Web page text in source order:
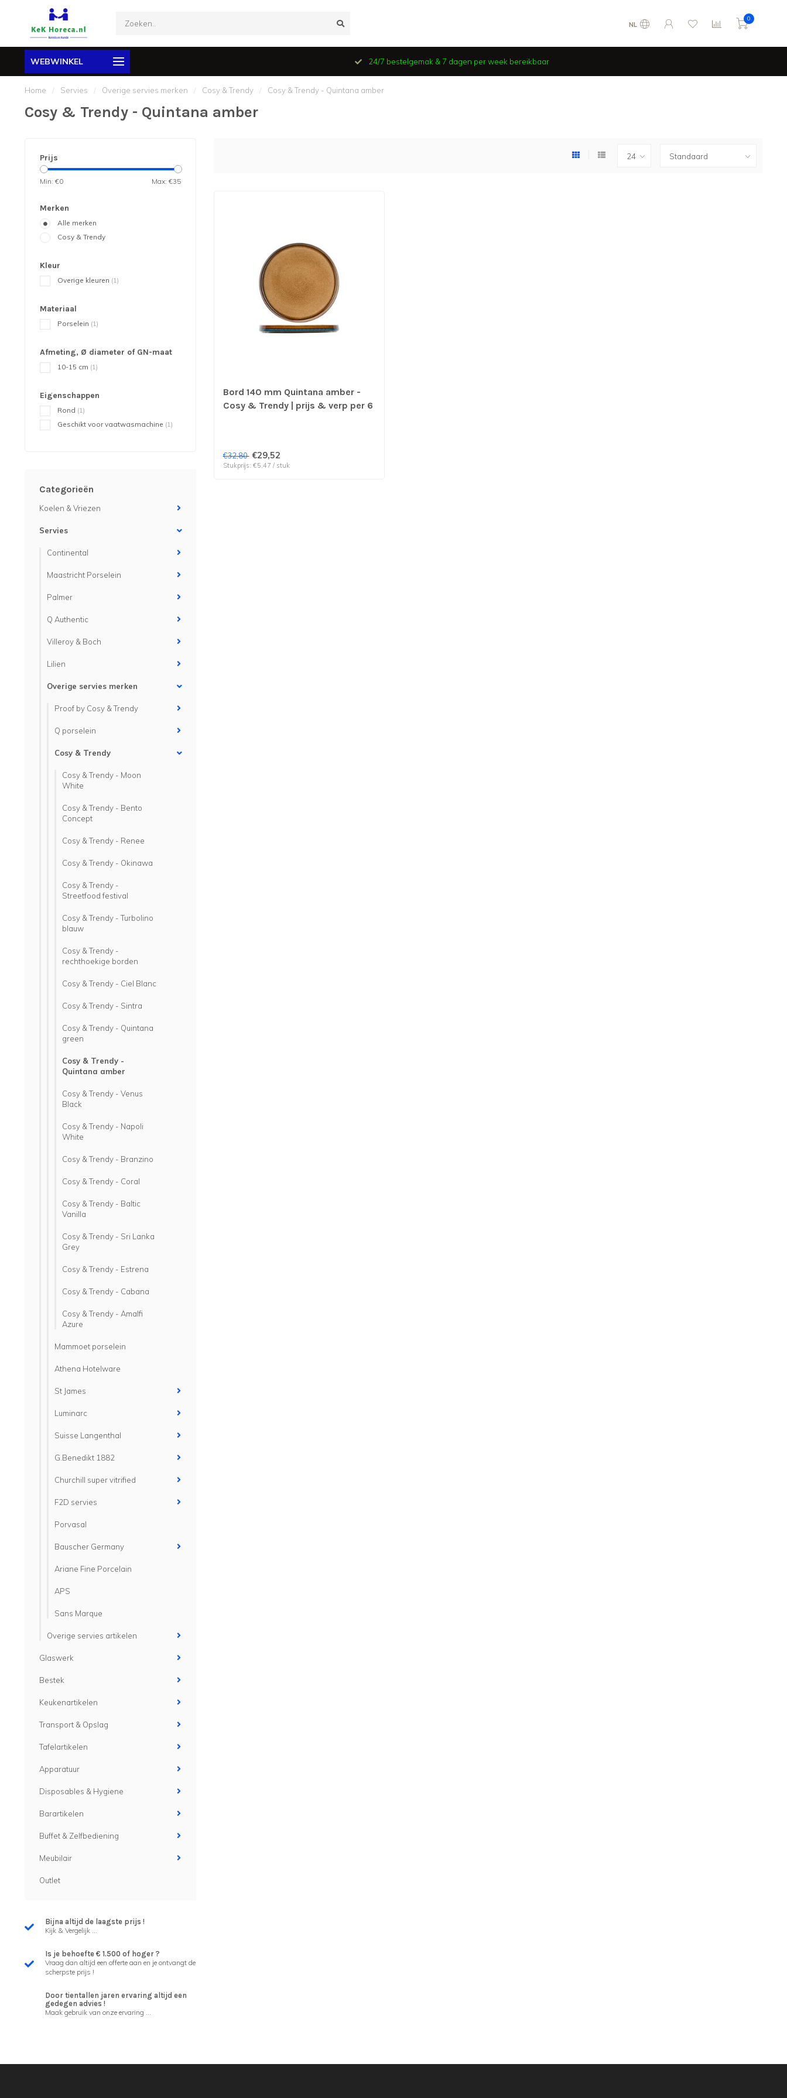
NL
0
WEBWINKEL 24/7 bestelgemak & 7 dagen per week bereikbaar
Home / Servies / Overige servies merken / Cosy & Trendy / Cosy & Trendy - Quintana amber
Cosy & Trendy - Quintana amber
Prijs
Min: €0 Max: €35
Merken
Alle merken
Cosy & Trendy
Kleur
Overige kleuren (1)
Materiaal
Porselein (1)
Afmeting, Ø diameter of GN-maat
10-15 cm (1)
Eigenschappen
Rond (1)
Geschikt voor vaatwasmachine (1)
Categorieën
Koelen & Vriezen
Servies
Continental
Maastricht Porselein
Palmer
Q Authentic
Villeroy & Boch
Lilien
Overige servies merken
Proof by Cosy & Trendy
Q porselein
Cosy & Trendy
Cosy & Trendy - Moon
White
Cosy & Trendy - Bento
Concept
Cosy & Trendy - Renee
Cosy & Trendy - Okinawa
Cosy & Trendy -
Streetfood festival
Cosy & Trendy - Turbolino
blauw
Cosy & Trendy -
rechthoekige borden
Cosy & Trendy - Ciel Blanc
Cosy & Trendy - Sintra
Cosy & Trendy - Quintana
green
Cosy & Trendy -
Quintana amber
Cosy & Trendy - Venus
Black
Cosy & Trendy - Napoli
White
Cosy & Trendy - Branzino
Cosy & Trendy - Coral
Cosy & Trendy - Baltic
Vanilla
Cosy & Trendy - Sri Lanka
Grey
Cosy & Trendy - Estrena
Cosy & Trendy - Cabana
Cosy & Trendy - Amalfi
Azure
Mammoet porselein
Athena Hotelware
St James
Luminarc
Suisse Langenthal
G.Benedikt 1882
Churchill super vitrified
F2D servies
Porvasal
Bauscher Germany
Ariane Fine Porcelain
APS
Sans Marque
Overige servies artikelen
Glaswerk
Bestek
Keukenartikelen
Transport & Opslag
Tafelartikelen
Apparatuur
Disposables & Hygiene
Barartikelen
Buffet & Zelfbediening
Meubilair
Outlet
Bijna altijd de laagste prijs !
Kijk & Vergelijk ...
Is je behoefte € 1.500 of hoger ?
Vraag dan altijd een offerte aan en je ontvangt de
scherpste prijs !
Door tientallen jaren ervaring altijd een
gedegen advies !
Maak gebruik van onze ervaring ...
Bord 140 mm Quintana amber -
Cosy & Trendy | prijs & verp per 6
€32,80 €29,52
Stukprijs: €5,47 / stuk